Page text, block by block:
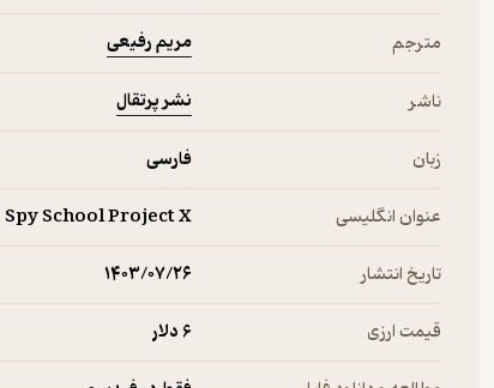
مترجم مریم رفیعی
ناشر نشر پرتقال
زبان فارسی
عنوان انگلیسی Spy School Project X
تاریخ انتشار ۱۴۰۳/۰۷/۲۶
قیمت ارزی 6 دلار